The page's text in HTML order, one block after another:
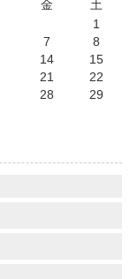
金
土
1
7
8
14
15
21
22
28
29